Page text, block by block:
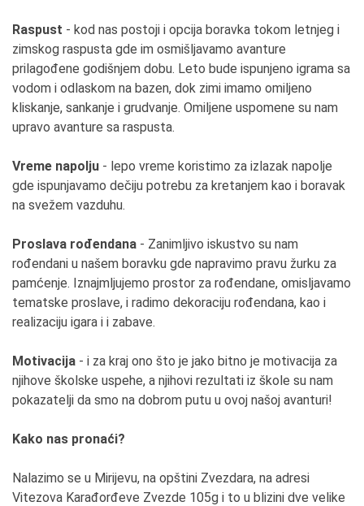
Raspust - kod nas postoji i opcija boravka tokom letnjeg i
zimskog raspusta gde im osmišljavamo avanture
prilagođene godišnjem dobu. Leto bude ispunjeno igrama sa
vodom i odlaskom na bazen, dok zimi imamo omiljeno
kliskanje, sankanje i grudvanje. Omiljene uspomene su nam
upravo avanture sa raspusta.
Vreme napolju - lepo vreme koristimo za izlazak napolje
gde ispunjavamo dečiju potrebu za kretanjem kao i boravak
na svežem vazduhu.
Proslava rođendana - Zanimljivo iskustvo su nam
rođendani u našem boravku gde napravimo pravu žurku za
pamćenje. Iznajmljujemo prostor za rođendane, omisljavamo
tematske proslave, i radimo dekoraciju rođendana, kao i
realizaciju igara i i zabave.
Motivacija - i za kraj ono što je jako bitno je motivacija za
njihove školske uspehe, a njihovi rezultati iz škole su nam
pokazatelji da smo na dobrom putu u ovoj našoj avanturi!
Kako nas pronaći?
Nalazimo se u Mirijevu, na opštini Zvezdara, na adresi
Vitezova Karađorđeve Zvezde 105g i to u blizini dve velike